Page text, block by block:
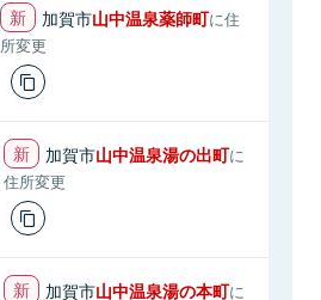
加賀市山中温泉薬師町に住
所変更
加賀市山中温泉湯の出町に
住所変更
加賀市山中温泉湯の本町に